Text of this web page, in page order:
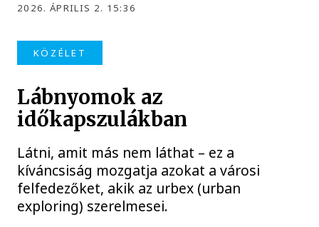
2026. ÁPRILIS 2. 15:36
KÖZÉLET
Lábnyomok az
időkapszulákban
Látni, amit más nem láthat – ez a
kíváncsiság mozgatja azokat a városi
felfedezőket, akik az urbex (urban
exploring) szerelmesei.